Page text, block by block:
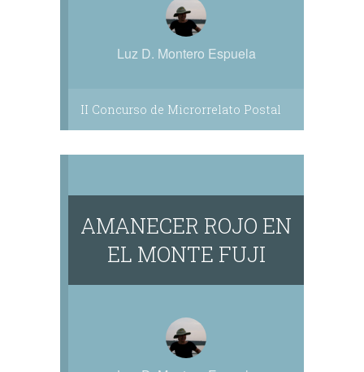
Luz D. Montero Espuela
II Concurso de Microrrelato Postal
AMANECER ROJO EN
EL MONTE FUJI